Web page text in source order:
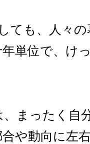
ても、人々
単位で、け
まったく自
や動向に左